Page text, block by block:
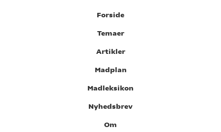
Forside
Temaer
Artikler
Madplan
Madleksikon
Nyhedsbrev
Om